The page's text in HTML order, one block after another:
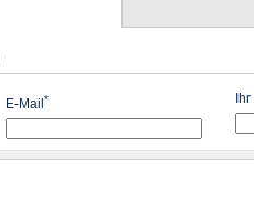
E-Mail *